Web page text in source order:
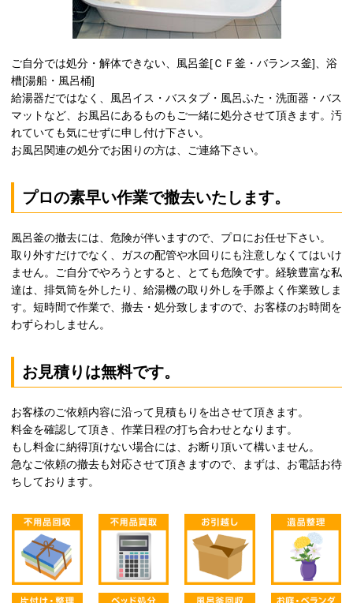
ご自分では処分・解体できない、風呂釜[ＣＦ釜・バランス釜]、浴
槽[湯船・風呂桶]
給湯器だではなく、風呂イス・バスタブ・風呂ふた・洗面器・バス
マットなど、お風呂にあるものもご一緒に処分させて頂きます。汚
れていても気にせずに申し付け下さい。
お風呂関連の処分でお困りの方は、ご連絡下さい。
プロの素早い作業で撤去いたします。
風呂釜の撤去には、危険が伴いますので、プロにお任せ下さい。
取り外すだけでなく、ガスの配管や水回りにも注意しなくてはいけ
ません。ご自分でやろうとすると、とても危険です。経験豊富な私
達は、排気筒を外したり、給湯機の取り外しを手際よく作業致しま
す。短時間で作業で、撤去・処分致しますので、お客様のお時間を
わずらわしません。
お見積りは無料です。
お客様のご依頼内容に沿って見積もりを出させて頂きます。
料金を確認して頂き、作業日程の打ち合わせとなります。
もし料金に納得頂けない場合には、お断り頂いて構いません。
急なご依頼の撤去も対応させて頂きますので、まずは、お電話お待
ちしております。